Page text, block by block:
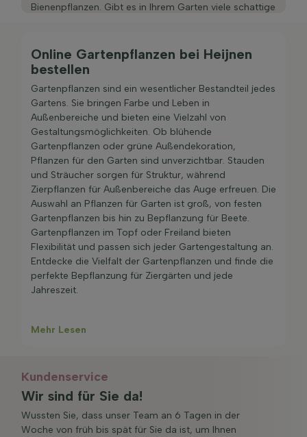
Bienenpflanzen. Gibt es in Ihrem Garten viele schattige
stöbern und eine passende Auswahl treffen.
Da wir voll und ganz hinter unserem Produkt stehen,
gewähren wir Ihnen eine Wachstumsgarantie auf das
gesamte Sortiment an Gartenpflanzen. Diese
Wachstumsgarantie bedeutet, dass die Pflanze
innerhalb von 1 Monat ab dem Liefertag gut verwurzelt
sein wird und wächst.
Online Gartenpflanzen bei Heijnen
bestellen
Gartenpflanzen sind ein wesentlicher Bestandteil jedes
Gartens. Sie bringen Farbe und Leben in
Außenbereiche und bieten eine Vielzahl von
Gestaltungsmöglichkeiten. Ob blühende
Gartenpflanzen oder grüne Außendekoration,
Pflanzen für den Garten sind unverzichtbar. Stauden
und Sträucher sorgen für Struktur, während
Zierpflanzen für Außenbereiche das Auge erfreuen. Die
Auswahl an Pflanzen für Garten ist groß, von festen
Gartenpflanzen bis hin zu Bepflanzung für Beete.
Gartenpflanzen im Topf oder Freiland bieten
Flexibilität und passen sich jeder Gartengestaltung an.
Entdecke die Vielfalt der Gartenpflanzen und finde die
perfekte Bepflanzung für Ziergärten und jede
Jahreszeit.
Mehr Lesen
Kundenservice
Wir sind für Sie da!
Wussten Sie, dass unser Team an 6 Tagen in der
Woche von früh bis spät für Sie da ist, um Ihnen